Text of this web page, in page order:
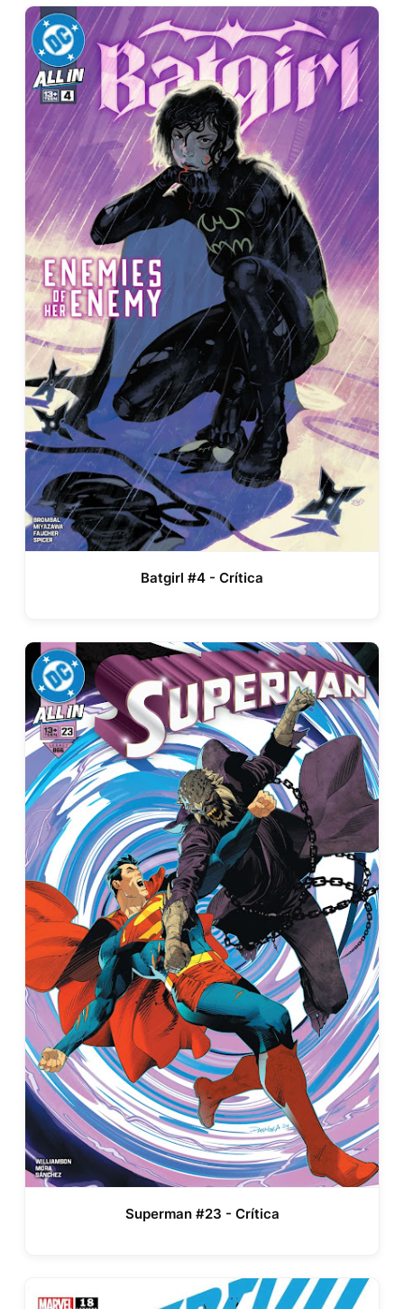
Batgirl #4 - Crítica
Superman #23 - Crítica